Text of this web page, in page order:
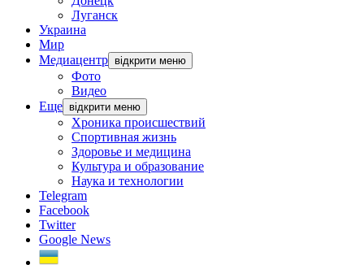
Луганск
Украина
Мир
Медиацентр відкрити меню
Фото
Видео
Еще відкрити меню
Хроника происшествий
Спортивная жизнь
Здоровье и медицина
Культура и образование
Наука и технологии
Telegram
Facebook
Twitter
Google News